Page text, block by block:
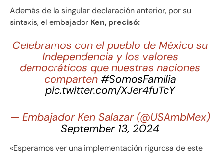
Además de la singular declaración anterior, por su
sintaxis, el embajador Ken, precisó:
Celebramos con el pueblo de México su
Independencia y los valores
democráticos que nuestras naciones
comparten #SomosFamilia
pic.twitter.com/XJer4fuTcY
— Embajador Ken Salazar (@USAmbMex)
September 13, 2024
«Esperamos ver una implementación rigurosa de este